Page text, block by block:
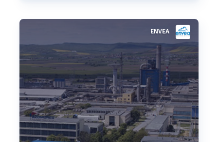
ENVEA